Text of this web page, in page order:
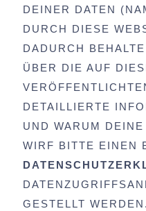
DEINER DATEN
DURCH DIESE
DADURCH
ÜBER DIE AUF
DETAILLIERTE
UND WARUM
WIRF BITTE EINEN
GESTELLT